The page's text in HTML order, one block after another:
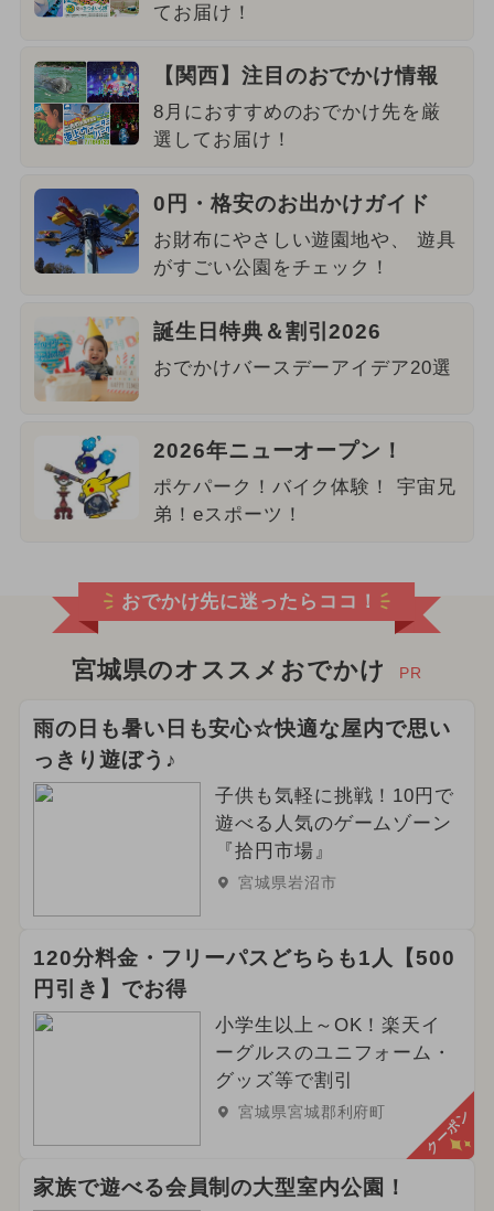
てお届け！
【関西】注目のおでかけ情報
8月におすすめのおでかけ先を厳
選してお届け！
0円・格安のお出かけガイド
お財布にやさしい遊園地や、 遊具
がすごい公園をチェック！
誕生日特典＆割引2026
おでかけバースデーアイデア20選
2026年ニューオープン！
ポケパーク！バイク体験！ 宇宙兄
弟！eスポーツ！
おでかけ先に迷ったらココ！
宮城県のオススメおでかけ PR
雨の日も暑い日も安心☆快適な屋内で思い
っきり遊ぼう♪
子供も気軽に挑戦！10円で
遊べる人気のゲームゾーン
『拾円市場』
宮城県岩沼市
120分料金・フリーパスどちらも1人【500
円引き】でお得
小学生以上～OK！楽天イ
ーグルスのユニフォーム・
グッズ等で割引
宮城県宮城郡利府町 クーポン
家族で遊べる会員制の大型室内公園！